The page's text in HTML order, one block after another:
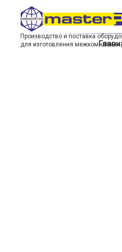
Производство и поставка
для изготовления межкомнатных